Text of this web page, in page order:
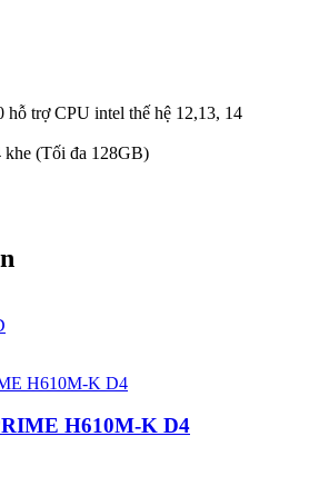
hỗ trợ CPU intel thế hệ 12,13, 14
(Tối đa 128GB)
H610M-K D4